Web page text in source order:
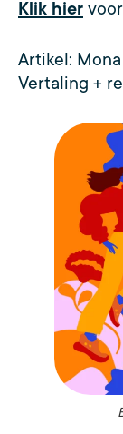
Klik hier
Artikel:
Vertaling +